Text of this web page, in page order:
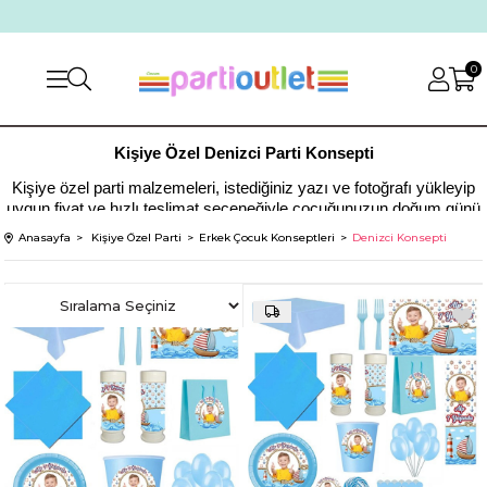
0
Kişiye Özel Denizci Parti Konsepti
Kişiye özel parti malzemeleri, istediğiniz yazı ve fotoğrafı yükleyip
uygun fiyat ve hızlı teslimat seçeneğiyle çocuğunuzun doğum günü
kutlamasını daha da özel hale getirebilirsiniz.
Denizci teması asla eskimeyen doğum günü konseptlerinden biridir.
ürünlerin güzelliğini ön plana çıkarmaktadır.
Denizci temalı temalı parti malzemeleri sitemizin Erkek çocuk
doğum günü temaları kategorisinde yer almaktadır.
Pek çok kişinin çocuğu için hazırlamış olduğu bu doğum günü
teması Denizci kişiye özel doğum günü malzemeleri olarak internet
üzerinden aratılmaktadır. Şıklığını ve eğlenceli durumunu ön plana
çıkaran. Denizci temalı temalı parti malzemeleri pek çok ürün
seçeneği ile sitemizde yer almaktadır.
Anasayfa Kişiye Özel Parti Erkek Çocuk Konseptleri Denizci Konsepti